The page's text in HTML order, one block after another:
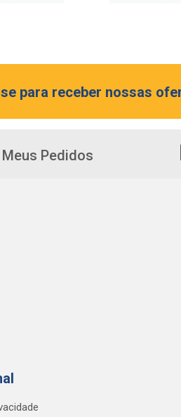
para receber nossas
Meus Pedidos